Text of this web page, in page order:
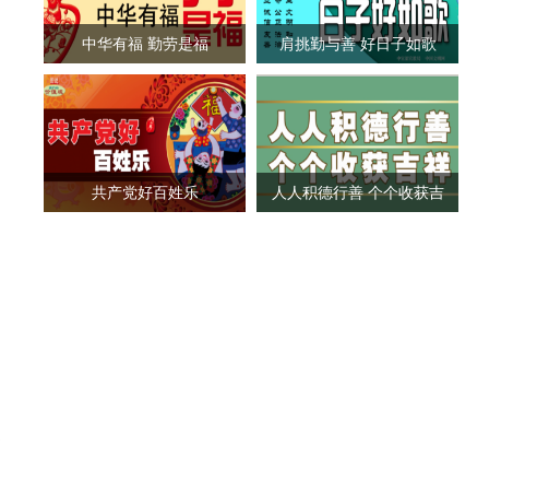
中华有福 勤劳是福 肩挑勤与善 好日子如歌
共产党好百姓乐 人人积德行善 个个收获吉